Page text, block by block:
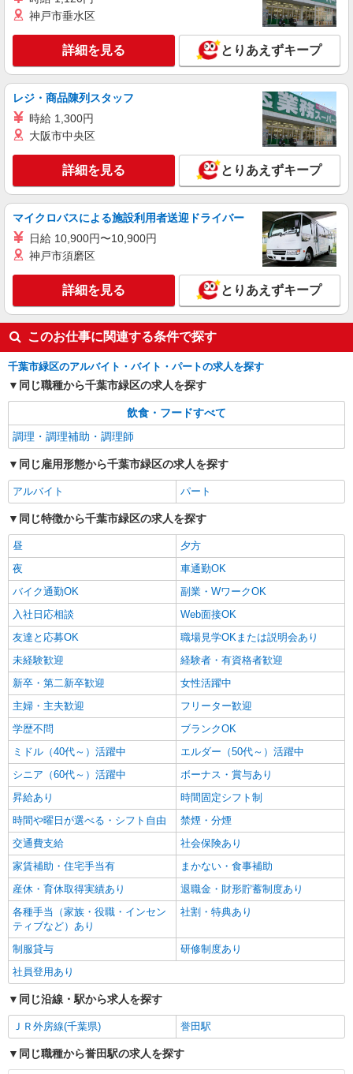
詳細を見る
すき家 おゆみ野店
すき家の店舗スタッフ（接客・調理・清掃な
時給1,538円 ※土日祝手当 時給＋50円
キープ 詳細を見る
アルバイト パート
株式会社HITOWA フードサービスカンパニー
福祉施設での調理補助【アルバイト・パート】
時給1,140円 ※経験によりスタート時給は変動
します。 ※AP評価制度：あり 年1回の評価によ
り時給を見直します。 ※アルバイト賞与（寸
志）：あり 年2回。勤続年数により金額UP。
イリーゼあすみが丘 （千葉県千葉市緑区あす
みが丘6-4-9）
キープ 詳細を見る
神戸市垂水区
詳細を見る とりあえずキープ
レジ・商品陳列スタッフ
時給 1,300円
大阪市中央区
詳細を見る とりあえずキープ
マイクロバスによる施設利用者送迎ドライバー
日給 10,900円〜10,900円
神戸市須磨区
詳細を見る とりあえずキープ
このお仕事に関連する条件で探す
千葉市緑区のアルバイト・バイト・パートの求人を探す
同じ職種から千葉市緑区の求人を探す
飲食・フードすべて
調理・調理補助・調理師
同じ雇用形態から千葉市緑区の求人を探す
アルバイト パート
同じ特徴から千葉市緑区の求人を探す
昼
夕方
夜
車通勤OK
バイク通勤OK
副業・WワークOK
入社日応相談
Web面接OK
友達と応募OK
職場見学OKまたは説明会あり
未経験歓迎
経験者・有資格者歓迎
新卒・第二新卒歓迎
女性活躍中
主婦・主夫歓迎
フリーター歓迎
学歴不問
ブランクOK
ミドル（40代～）活躍中
エルダー（50代～）活躍中
シニア（60代～）活躍中
ボーナス・賞与あり
昇給あり
時間固定シフト制
時間や曜日が選べる・シフト自由
禁煙・分煙
交通費支給
社会保険あり
家賃補助・住宅手当有
まかない・食事補助
産休・育休取得実績あり
退職金・財形貯蓄制度あり
各種手当（家族・役職・インセン
ティブなど）あり
社割・特典あり
制服貸与
研修制度あり
社員登用あり
同じ沿線・駅から求人を探す
ＪＲ外房線(千葉県) 誉田駅
同じ職種から誉田駅の求人を探す